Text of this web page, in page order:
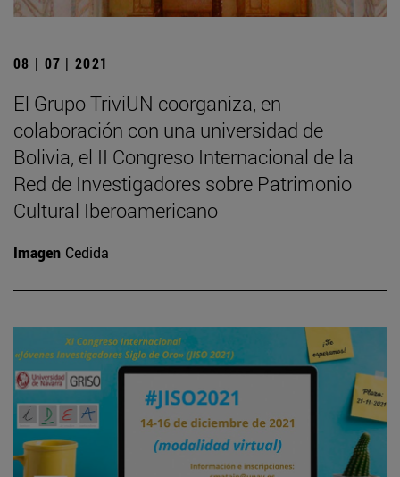
08 | 07 | 2021
El Grupo TriviUN coorganiza, en
colaboración con una universidad de
Bolivia, el II Congreso Internacional de la
Red de Investigadores sobre Patrimonio
Cultural Iberoamericano
Imagen Cedida